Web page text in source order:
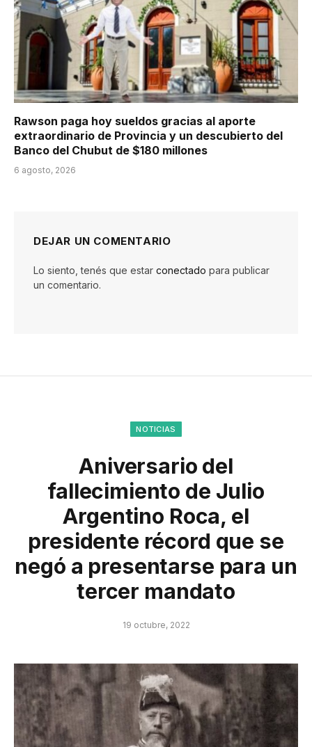
Rawson paga hoy sueldos gracias al aporte
extraordinario de Provincia y un descubierto del
Banco del Chubut de $180 millones
6 agosto, 2026
DEJAR UN COMENTARIO
Lo siento, tenés que estar conectado para publicar
un comentario.
NOTICIAS
Aniversario del
fallecimiento de Julio
Argentino Roca, el
presidente récord que se
negó a presentarse para un
tercer mandato
19 octubre, 2022